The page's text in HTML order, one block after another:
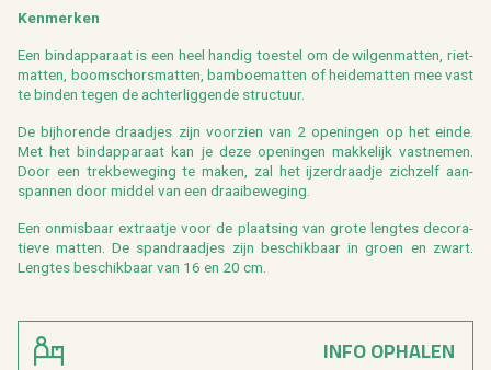
Ken­mer­ken
Een bind­ap­pa­raat is een heel han­dig toe­stel om de wil­gen­mat­ten, riet­
mat­ten, boom­schors­mat­ten, bam­boe­mat­ten of hei­de­mat­ten mee vast
te bin­den tegen de ach­ter­lig­gen­de struc­tuur.
De bij­ho­ren­de draad­jes zijn voor­zien van 2 ope­nin­gen op het einde.
Met het bind­ap­pa­raat kan je deze ope­nin­gen mak­ke­lijk vast­ne­men.
Door een trek­be­we­ging te maken, zal het ij­zer­draad­je zich­zelf aan­
span­nen door mid­del van een draai­be­we­ging.
Een on­mis­baar ex­traatje voor de plaat­sing van grote leng­tes de­co­ra­
tie­ve mat­ten. De span­draad­jes zijn be­schik­baar in groen en zwart.
Leng­tes be­schik­baar van 16 en 20 cm.
INFO OPHALEN